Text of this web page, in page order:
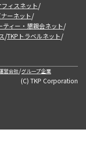
ィスネット/
ーネット/
ティー・懇親会ネット/
/TKPトラベルネット/
営会社/グループ企業
(C) TKP Corporation